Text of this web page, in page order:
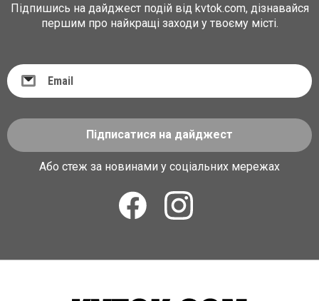
Підпишись на дайджест подій від kvtok.com, дізнавайся
першим про найкращі заходи у твоєму місті.
Підписатися на дайджест
Або стеж за новинами у соціальних мережах